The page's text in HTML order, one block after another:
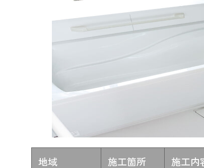
地域 施工箇所 施工内